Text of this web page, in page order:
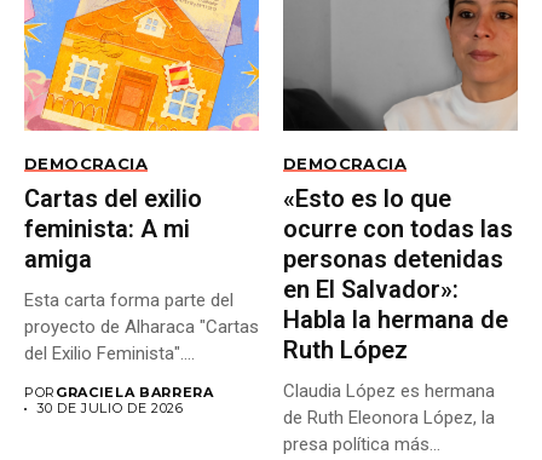
DEMOCRACIA
Cartas del exilio
feminista: A mi
amiga
Esta carta forma parte del
proyecto de Alharaca "Cartas
del Exilio Feminista"....
POR GRACIELA BARRERA
30 DE JULIO DE 2026
DEMOCRACIA
«Esto es lo que
ocurre con todas las
personas detenidas
en El Salvador»:
Habla la hermana de
Ruth López
Claudia López es hermana
de Ruth Eleonora López, la
presa política más...